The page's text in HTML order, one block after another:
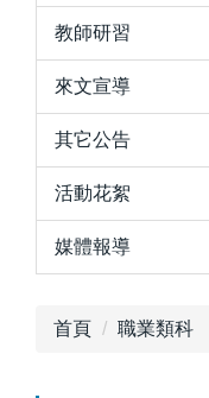
教師研習
來文宣導
其它公告
活動花絮
媒體報導
首頁 職業類科